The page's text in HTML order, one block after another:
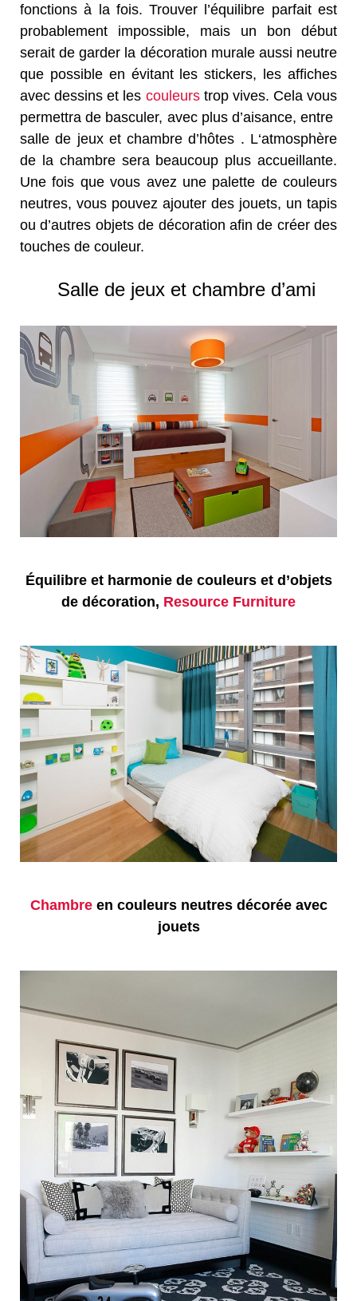
fonctions à la fois.Trouver l’équilibre parfait est
probablement impossible, mais un bon début
serait de garder la décoration murale aussi neutre
que possible en évitant les stickers, les affiches
avec dessins et les couleurstrop vives. Cela vous
permettra de basculer, avec plus d’aisance, entre
salle de jeux et chambre d’hôtes . L‘atmosphère
de la chambre sera beaucoup plus accueillante.
Une fois que vous avez une palette de couleurs
neutres, vous pouvez ajouter des jouets, un tapis
ou d’autres objetsde décoration afin de créer des
touches de couleur.
Salle de jeux et chambre d’ami
Équilibre et harmonie de couleurs et d’objets
de décoration, Resource Furniture
Chambreen couleurs neutres décorée avec
jouets